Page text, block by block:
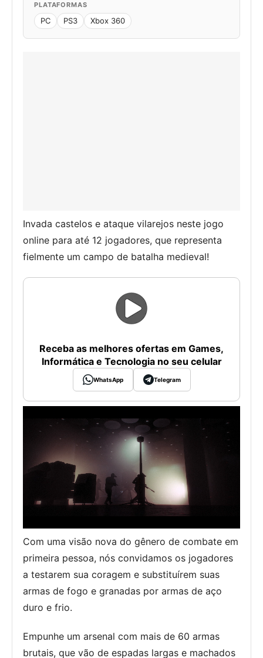
PLATAFORMAS
PC PS3 Xbox 360
Invada castelos e ataque vilarejos neste jogo
online para até 12 jogadores, que representa
fielmente um campo de batalha medieval!
Receba as melhores ofertas em Games,
Informática e Tecnologia no seu celular
WhatsApp Telegram
Com uma visão nova do gênero de combate em
primeira pessoa, nós convidamos os jogadores
a testarem sua coragem e substituírem suas
armas de fogo e granadas por armas de aço
duro e frio.
Empunhe um arsenal com mais de 60 armas
brutais, que vão de espadas largas e machados